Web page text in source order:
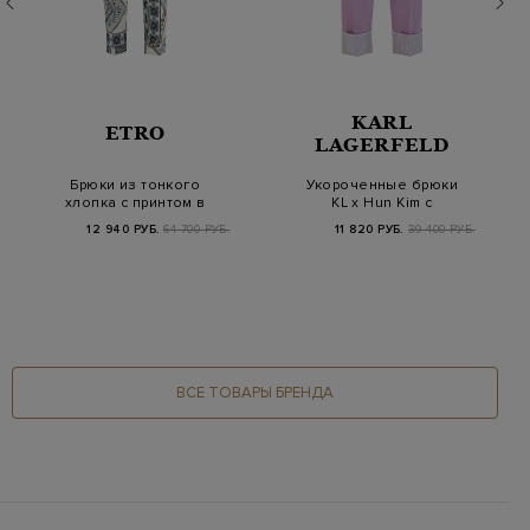
ETRO
Брюки из тонкого
хлопка с принтом в
технике patchwork
12 940 РУБ. 64 700 РУБ.
KARL
LAGERFELD
Укороченные брюки
KL x Hun Kim с
широкими отворотами
11 820 РУБ. 39 400 РУБ.
ВСЕ ТОВАРЫ БРЕНДА